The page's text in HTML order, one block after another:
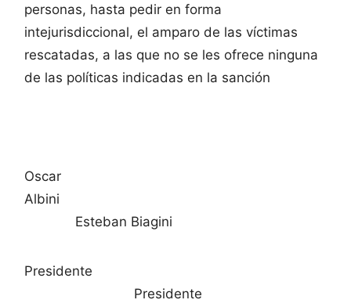
personas, hasta pedir en forma
intejurisdiccional, el amparo de las víctimas
rescatadas, a las que no se les ofrece ninguna
de las políticas indicadas en la sanción
Oscar
Albini
Esteban Biagini
Presidente
Presidente